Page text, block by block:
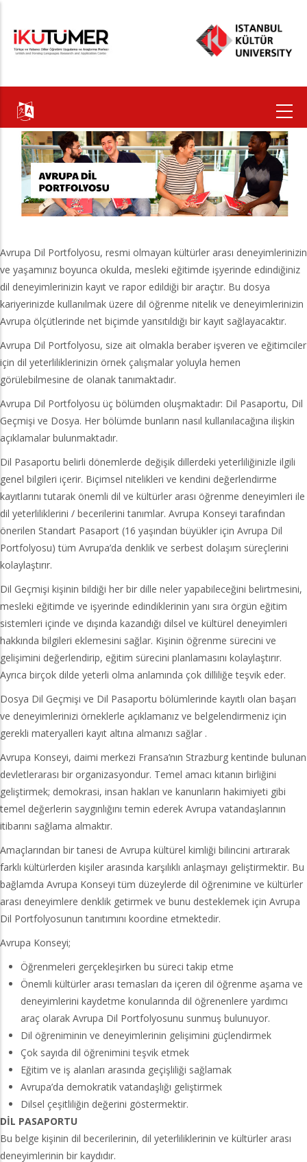
içeriğe
atla
Avrupa Dil Portfolyosu, resmi olmayan kültürler arası deneyimlerinizin
ve yaşamınız boyunca okulda, mesleki eğitimde işyerinde edindiğiniz
dil deneyimlerinizin kayıt ve rapor edildiği bir araçtır. Bu dosya
kariyerinizde kullanılmak üzere dil öğrenme nitelik ve deneyimlerinizin
Avrupa ölçütlerinde net biçimde yansıtıldığı bir kayıt sağlayacaktır.
Avrupa Dil Portfolyosu, size ait olmakla beraber işveren ve eğitimciler
için dil yeterliliklerinizin örnek çalışmalar yoluyla hemen
görülebilmesine de olanak tanımaktadır.
Avrupa Dil Portfolyosu üç bölümden oluşmaktadır: Dil Pasaportu, Dil
Geçmişi ve Dosya. Her bölümde bunların nasıl kullanılacağına ilişkin
açıklamalar bulunmaktadır.
Dil Pasaportu belirli dönemlerde değişik dillerdeki yeterliliğinizle ilgili
genel bilgileri içerir. Biçimsel nitelikleri ve kendini değerlendirme
kayıtlarını tutarak önemli dil ve kültürler arası öğrenme deneyimleri ile
dil yeterliliklerini / becerilerini tanımlar. Avrupa Konseyi tarafından
önerilen Standart Pasaport (16 yaşından büyükler için Avrupa Dil
Portfolyosu) tüm Avrupa’da denklik ve serbest dolaşım süreçlerini
kolaylaştırır.
Dil Geçmişi kişinin bildiği her bir dille neler yapabileceğini belirtmesini,
mesleki eğitimde ve işyerinde edindiklerinin yanı sıra örgün eğitim
sistemleri içinde ve dışında kazandığı dilsel ve kültürel deneyimleri
hakkında bilgileri eklemesini sağlar. Kişinin öğrenme sürecini ve
gelişimini değerlendirip, eğitim sürecini planlamasını kolaylaştırır.
Ayrıca birçok dilde yeterli olma anlamında çok dilliliğe teşvik eder.
Dosya Dil Geçmişi ve Dil Pasaportu bölümlerinde kayıtlı olan başarı
ve deneyimlerinizi örneklerle açıklamanız ve belgelendirmeniz için
gerekli materyalleri kayıt altına almanızı sağlar .
Avrupa Konseyi, daimi merkezi Fransa’nın Strazburg kentinde bulunan
devletlerarası bir organizasyondur. Temel amacı kıtanın birliğini
geliştirmek; demokrasi, insan hakları ve kanunların hakimiyeti gibi
temel değerlerin saygınlığını temin ederek Avrupa vatandaşlarının
itibarını sağlama almaktır.
Amaçlarından bir tanesi de Avrupa kültürel kimliği bilincini artırarak
farklı kültürlerden kişiler arasında karşılıklı anlaşmayı geliştirmektir. Bu
bağlamda Avrupa Konseyi tüm düzeylerde dil öğrenimine ve kültürler
arası deneyimlere denklik getirmek ve bunu desteklemek için Avrupa
Dil Portfolyosunun tanıtımını koordine etmektedir.
Avrupa Konseyi;
Öğrenmeleri gerçekleşirken bu süreci takip etme
Önemli kültürler arası temasları da içeren dil öğrenme aşama ve
deneyimlerini kaydetme konularında dil öğrenenlere yardımcı
araç olarak Avrupa Dil Portfolyosunu sunmuş bulunuyor.
Dil öğreniminin ve deneyimlerinin gelişimini güçlendirmek
Çok sayıda dil öğrenimini teşvik etmek
Eğitim ve iş alanları arasında geçişliliği sağlamak
Avrupa’da demokratik vatandaşlığı geliştirmek
Dilsel çeşitliliğin değerini göstermektir.
DİL PASAPORTU
Bu belge kişinin dil becerilerinin, dil yeterliliklerinin ve kültürler arası
deneyimlerinin bir kaydıdır.